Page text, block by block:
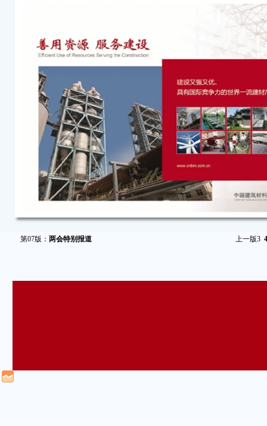
第07版： 两会特别报道 上一版3 4